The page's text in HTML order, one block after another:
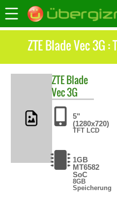
ZTE Blade Vec 3G
ZTEBlade
Vec 3G
5"
(1280x720)
TFT LCD
1GB
MT6582
SoC
8GB
Speicherung